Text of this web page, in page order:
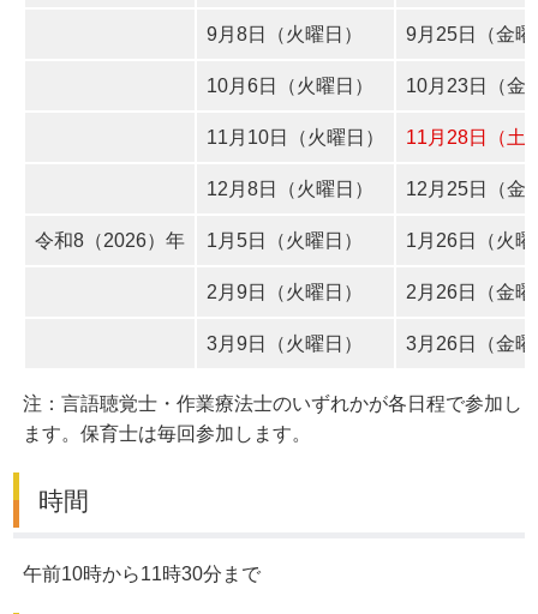
9月8日（火曜日） 9月25日（金
10月6日（火曜日） 10月23日（金
11月10日（火曜日） 11月28日（土
12月8日（火曜日） 12月25日（金
令和8（2026）年 1月5日（火曜日） 1月26日（火
2月9日（火曜日） 2月26日（金
3月9日（火曜日） 3月26日（金
注：言語聴覚士・作業療法士のいずれかが各日程で参加し
ます。保育士は毎回参加します。
時間
午前10時から11時30分まで